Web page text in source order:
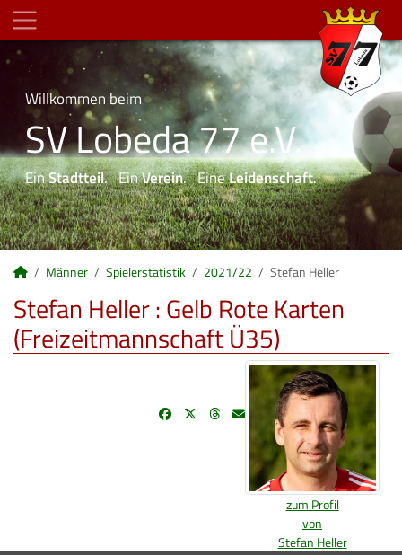
Willkommen beim
SV Lobeda 77 e.V.
EinStadtteil. EinVerein. EineLeidenschaft.
Männer Spielerstatistik 2021/22 Stefan Heller
Stefan Heller : Gelb Rote Karten
(Freizeitmannschaft Ü35)
zum Profil
von
Stefan Heller